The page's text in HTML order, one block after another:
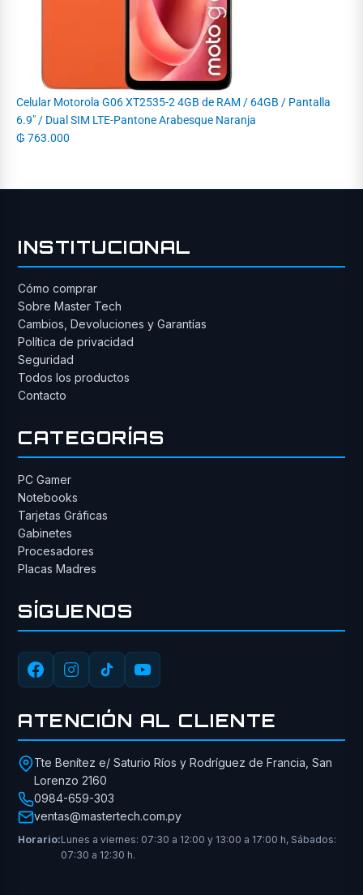
Celular Motorola G06 XT2535-2 4GB de RAM / 64GB / Pantalla
6.9" / Dual SIM LTE-Pantone Arabesque Naranja
₲ 763.000
INSTITUCIONAL
Cómo comprar
Sobre Master Tech
Cambios, Devoluciones y Garantías
Política de privacidad
Seguridad
Todos los productos
Contacto
CATEGORÍAS
PC Gamer
Notebooks
Tarjetas Gráficas
Gabinetes
Procesadores
Placas Madres
SÍGUENOS
ATENCIÓN AL CLIENTE
Tte Benítez e/ Saturio Ríos y Rodríguez de Francia, San
Lorenzo 2160
0984-659-303
ventas@mastertech.com.py
Horario:Lunes a viernes: 07:30 a 12:00 y 13:00 a 17:00 h, Sábados:
07:30 a 12:30 h.